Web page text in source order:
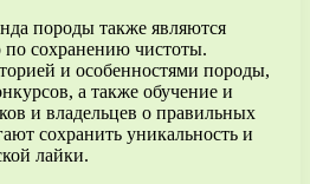
породы также являются
сохранению чистоты.
и особенностями породы,
а также обучение и
и владельцев о правильных
сохранить уникальность и
лайки.